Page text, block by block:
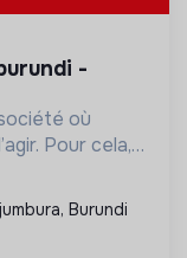
où
Pour cela,
lieux
à tous.
Burundi